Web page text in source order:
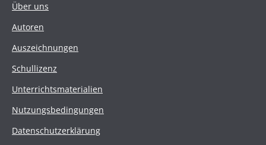
Über uns
Autoren
Auszeichnungen
Schullizenz
Unterrichtsmaterialien
Nutzungsbedingungen
Datenschutzerklärung